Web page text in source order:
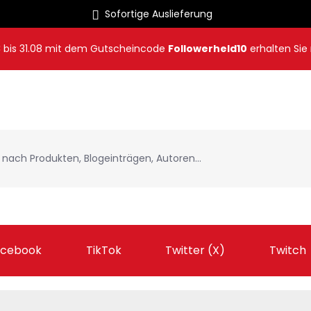
Sofortige Auslieferung
bis 31.08 mit dem Gutscheincode Followerheld10 erhalten Sie
TikTok Twitter (X) Twitch